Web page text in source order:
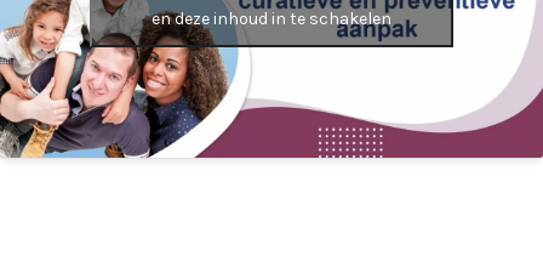
en deze inhoud in te schakelen